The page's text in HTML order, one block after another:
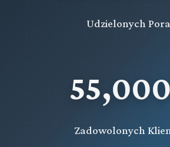
Udzielonych
Zadowolonych